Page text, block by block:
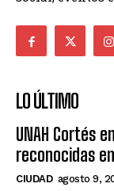
LO ÚLTIMO
UNAH Cortés
reconocidas
CIUDAD agosto 9,